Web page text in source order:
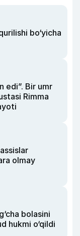
bo‘yicha
edi”. Bir umr
Rimma
olmay
bolasini
hukmi o‘qildi